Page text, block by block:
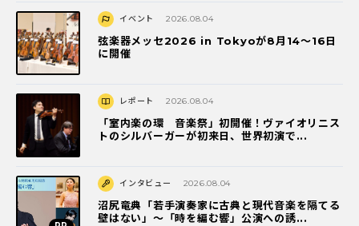
イベント 2026.08.04
弦楽器メッセ2026 in Tokyoが8月14～16日
に開催
レポート 2026.08.04
「室内楽の環 音楽祭」初開催！ヴァイオリニス
トのシルバーガーが初来日、世界初演で...
インタビュー 2026.08.04
沼尻竜典「若手演奏家に古典と現代音楽を隔てる
壁はない」～「時を編む響」公演への誘...